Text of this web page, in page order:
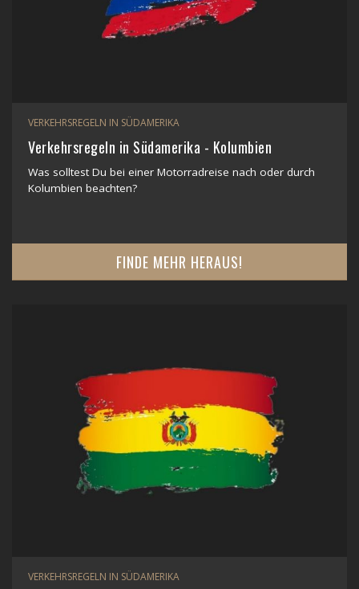
VERKEHRSREGELN IN SÜDAMERIKA
Verkehrsregeln in Südamerika - Kolumbien
Was solltest Du bei einer Motorradreise nach oder durch
Kolumbien beachten?
FINDE MEHR HERAUS!
VERKEHRSREGELN IN SÜDAMERIKA